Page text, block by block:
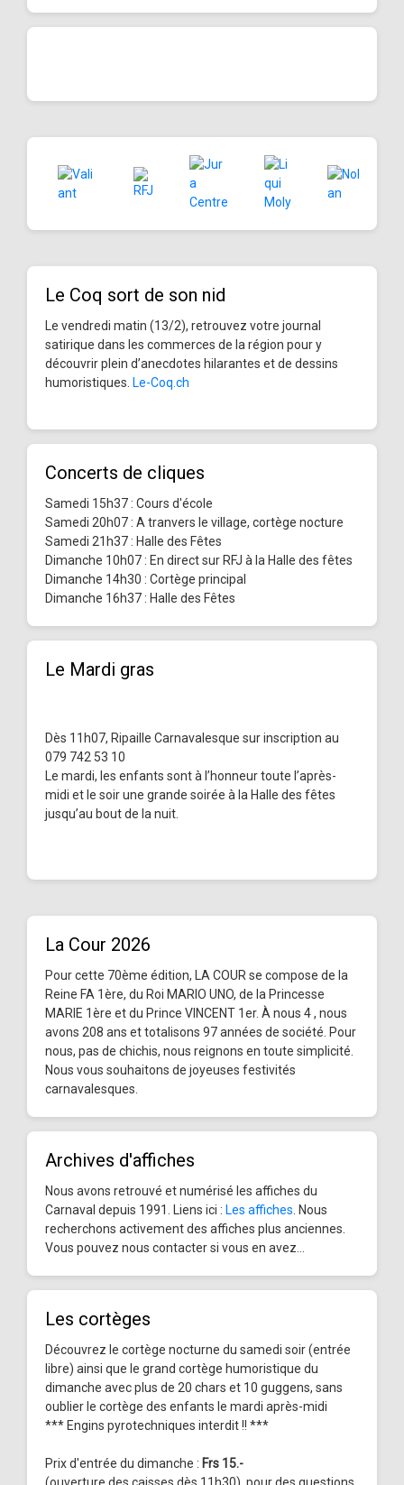
Le Coq sort de son nid
Le vendredi matin (13/2), retrouvez votre journal
satirique dans les commerces de la région pour y
découvrir plein d’anecdotes hilarantes et de dessins
humoristiques. Le-Coq.ch
Concerts de cliques
Samedi 15h37 : Cours d'école
Samedi 20h07 : A tranvers le village, cortège nocture
Samedi 21h37 : Halle des Fêtes
Dimanche 10h07 : En direct sur RFJ à la Halle des fêtes
Dimanche 14h30 : Cortège principal
Dimanche 16h37 : Halle des Fêtes
Le Mardi gras
Dès 11h07, Ripaille Carnavalesque sur inscription au
079 742 53 10
Le mardi, les enfants sont à l’honneur toute l’après-
midi et le soir une grande soirée à la Halle des fêtes
jusqu’au bout de la nuit.
La Cour 2026
Pour cette 70ème édition, LA COUR se compose de la
Reine FA 1ère, du Roi MARIO UNO, de la Princesse
MARIE 1ère et du Prince VINCENT 1er. À nous 4 , nous
avons 208 ans et totalisons 97 années de société. Pour
nous, pas de chichis, nous reignons en toute simplicité.
Nous vous souhaitons de joyeuses festivités
carnavalesques.
Archives d'affiches
Nous avons retrouvé et numérisé les affiches du
Carnaval depuis 1991. Liens ici : Les affiches . Nous
recherchons activement des affiches plus anciennes.
Vous pouvez nous contacter si vous en avez...
Les cortèges
Découvrez le cortège nocturne du samedi soir (entrée
libre) ainsi que le grand cortège humoristique du
dimanche avec plus de 20 chars et 10 guggens, sans
oublier le cortège des enfants le mardi après-midi
*** Engins pyrotechniques interdit !! ***
Prix d'entrée du dimanche : Frs 15.-